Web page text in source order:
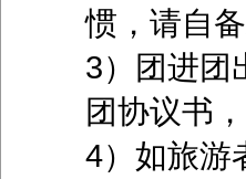
惯，请自
3）团进团
团协议书
4）如旅游